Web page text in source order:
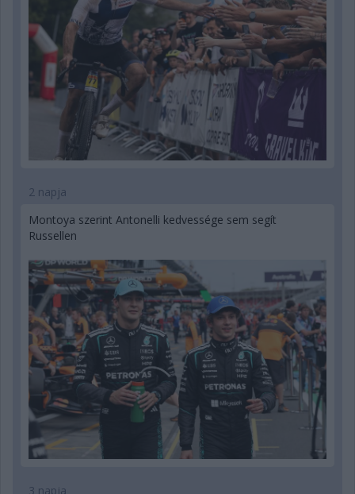
2 napja
Montoya szerint Antonelli kedvessége sem segít
Russellen
3 napja